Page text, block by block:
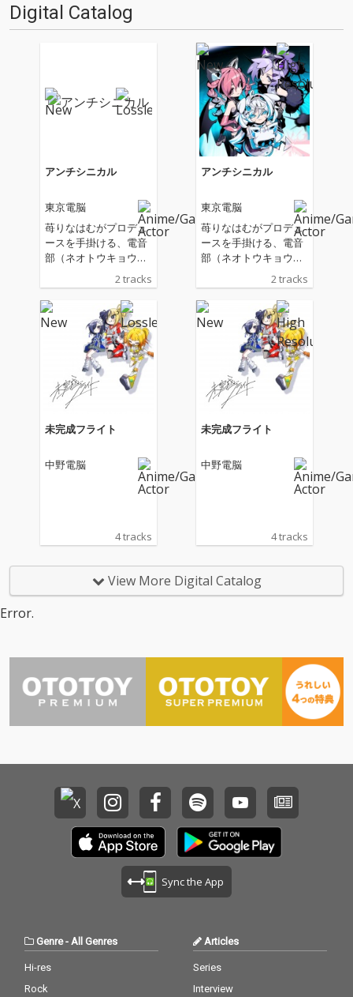
Digital Catalog
アンチシニカル
東京電脳
苺りなはむがプロデュ
ースを手掛ける、電音
部（ネオトウキョウエ
リア）東京電脳が新曲
「アンチシニカル」を
リリース
2 tracks
アンチシニカル
東京電脳
苺りなはむがプロデュ
ースを手掛ける、電音
部（ネオトウキョウエ
リア）東京電脳が新曲
「アンチシニカル」を
リリース
2 tracks
未完成フライト
中野電脳
4 tracks
未完成フライト
中野電脳
4 tracks
View More Digital Catalog
Error.
Sync the App
Genre- All Genres
Hi-res
Rock
Articles
Series
Interview